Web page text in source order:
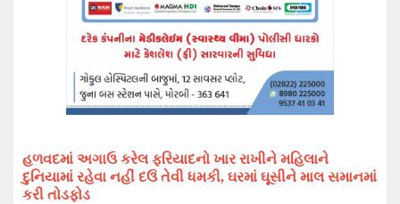
હળવદમાં અગાઉ કરેલ ફરિયાદનો ખાર રાખીને મહિલાને
દુનિયામાં રહેવા નહીં દઉં તેવી ધમકી, ઘરમાં ઘૂસીને માલ સમાનમાં
કરી તોડફોડ